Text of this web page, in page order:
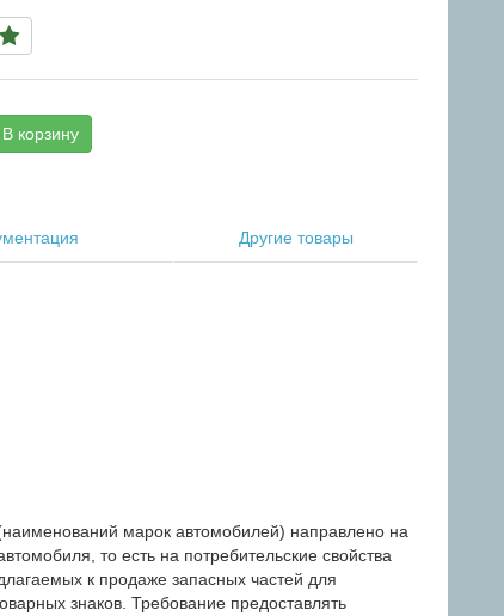
корзину
Другие товары
марок автомобилей) направлено на
то есть на потребительские свойства
к продаже запасных частей для
знаков. Требование предоставлять